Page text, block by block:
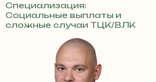
Специализация:
Социальные выплаты и
сложные случаи ТЦК/ВЛК